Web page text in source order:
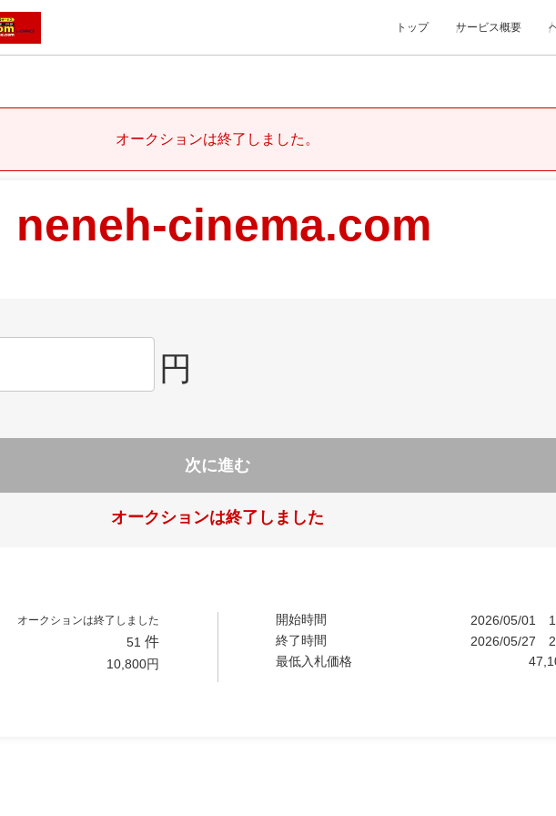
トップ サービス概要
オークションは終了しました。
neneh-cinema.com
円
次に進む
オークションは終了しました
オークションは終了しました
51 件
10,800円
開始時間 2026/05/01
終了時間
2026/05/27
最低入札価格